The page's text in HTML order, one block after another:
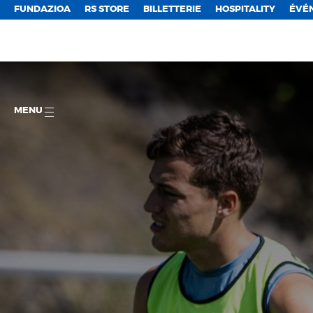
FUNDAZIOA RS STORE BILLETTERIE HOSPITALITY
MENU